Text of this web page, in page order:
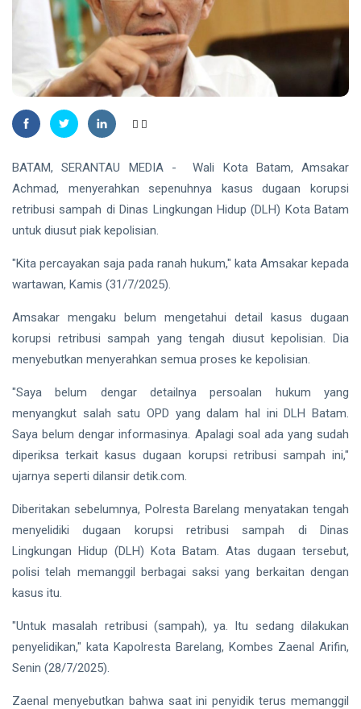
Madu,
BBKSDA
Riau
Pasang
Kandang
Jebak
HUKRIM
DPO
Kasus
Sabu
Ditangkap
di Hotel
Bathin
08
Aug,
27
views
Mahasiswa
Unilak
Raih Juara
Nasional
Disabilitas
08
Aug,
2026
33
HUKRIM
Mantan
Diduga
Bacok
Perempuan
hingga
Pekanbaru
07
2026
54
Siak Sri Indrapura
Prabowo Subianto
Pilkada 2024
Donald Trump
PT IKPP Perawang
KPK
Politik
PSSI
BATAM, SERANTAU MEDIA - Wali Kota Batam, Amsakar
Achmad, menyerahkan sepenuhnya kasus dugaan korupsi
retribusi sampah di Dinas Lingkungan Hidup (DLH) Kota Batam
untuk diusut piak kepolisian.
"Kita percayakan saja pada ranah hukum," kata Amsakar kepada
wartawan, Kamis (31/7/2025).
Amsakar mengaku belum mengetahui detail kasus dugaan
korupsi retribusi sampah yang tengah diusut kepolisian. Dia
menyebutkan menyerahkan semua proses ke kepolisian.
"Saya belum dengar detailnya persoalan hukum yang
menyangkut salah satu OPD yang dalam hal ini DLH Batam.
Saya belum dengar informasinya. Apalagi soal ada yang sudah
diperiksa terkait kasus dugaan korupsi retribusi sampah ini,"
ujarnya seperti dilansir detik.com.
Diberitakan sebelumnya, Polresta Barelang menyatakan tengah
menyelidiki dugaan korupsi retribusi sampah di Dinas
Lingkungan Hidup (DLH) Kota Batam. Atas dugaan tersebut,
polisi telah memanggil berbagai saksi yang berkaitan dengan
kasus itu.
"Untuk masalah retribusi (sampah), ya. Itu sedang dilakukan
penyelidikan," kata Kapolresta Barelang, Kombes Zaenal Arifin,
Senin (28/7/2025).
Zaenal menyebutkan bahwa saat ini penyidik terus memanggil